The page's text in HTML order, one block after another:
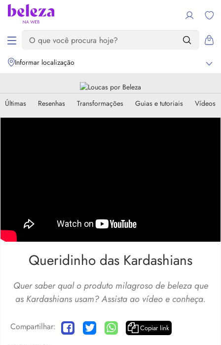
Informar localização
Últimas Resenhas Transformações Guias e tutoriais Vídeos
Queridinho das Kardashians
Quer saber qual o produto milagroso de beleza que
as Kardashians usam? Assista ao vídeo e conheça.
Compartilhar: Copiar link